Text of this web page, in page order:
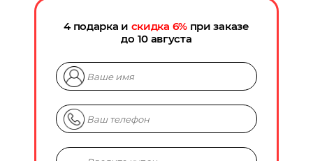
4 подарка и скидка 6%при заказе